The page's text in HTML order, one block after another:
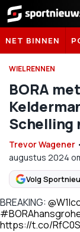
Sportnieuws.nl
NET BINNEN
WIELRENNEN
BORA
Schelling
Trevor Wagener •
augustus 2024
Volg
BREAKING:
https://t.co/